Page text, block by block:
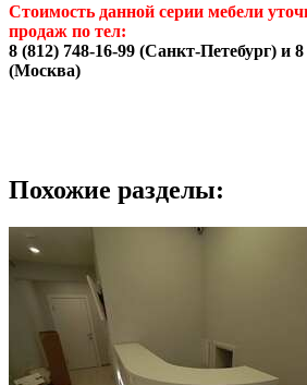
Стоимость данной серии мебели
продаж по тел:
8 (812) 748-16-99 (Санкт-Петебург) и 8
(Москва)
Похожие разделы: